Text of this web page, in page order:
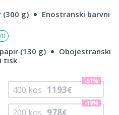
(300 g)
Enostranski barvni
0
(130 g)
Obojestranski
tisk
200 kos 978€
-19%
400 kos 1193€
-51%